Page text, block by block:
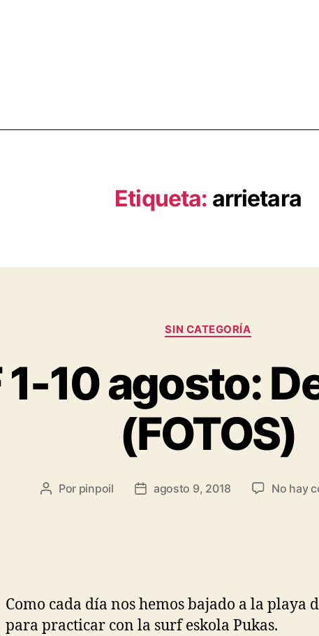
Etiqueta: arrietara
SIN CATEGORÍA
1-10 agosto:
(FOTOS)
Por pinpoil agosto 9, 2018 No hay
Como cada día nos hemos bajado a la playa
para practicar con la surf eskola Pukas.